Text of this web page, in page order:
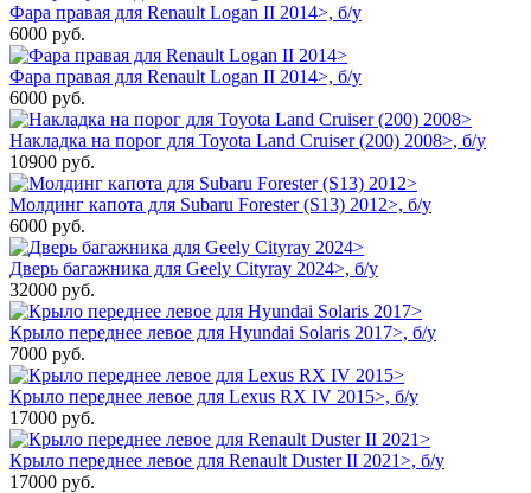
Фара правая для Renault Logan II 2014>, б/у
6000 руб.
Фара правая для Renault Logan II 2014>, б/у
6000 руб.
Накладка на порог для Toyota Land Cruiser (200) 2008>, б/у
10900 руб.
Молдинг капота для Subaru Forester (S13) 2012>, б/у
6000 руб.
Дверь багажника для Geely Cityray 2024>, б/у
32000 руб.
Крыло переднее левое для Hyundai Solaris 2017>, б/у
7000 руб.
Крыло переднее левое для Lexus RX IV 2015>, б/у
17000 руб.
Крыло переднее левое для Renault Duster II 2021>, б/у
17000 руб.